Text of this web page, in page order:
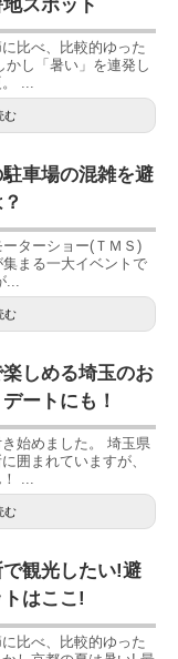
スポット
比べ、比較的ゆった
かし「暑い」を連発し
...
む
車場の混雑を避
ターショー(ＴＭＳ)
まる一大イベントで
む
しめる埼玉のお
ートにも！
始めました。 埼玉県
囲まれていますが、
...
む
観光したい!避
はここ!
比べ、比較的ゆった